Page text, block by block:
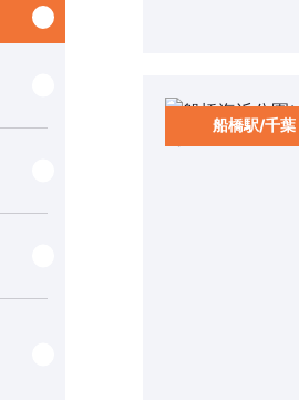
船橋駅/千葉